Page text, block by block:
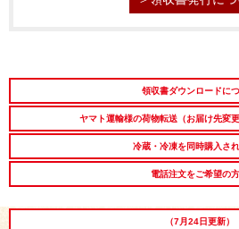
LINEギフト ふるさと納税
領収書ダウンロードに
ヤマト運輸様の荷物転送（お届け先変
冷蔵・冷凍を同時購入さ
電話注文をご希望の
（7月24日更新）